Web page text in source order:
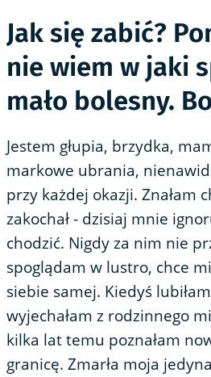
Jak się zabić?
nie wiem w jaki
mało bolesny.
Jestem głupia, brzydka,
markowe ubrania,
przy każdej okazji. Znałam
zakochał - dzisiaj mnie
chodzić. Nigdy za nim nie
spoglądam w lustro, chce
siebie samej. Kiedyś
wyjechałam z rodzinnego
kilka lat temu poznałam
granicę. Zmarła moja